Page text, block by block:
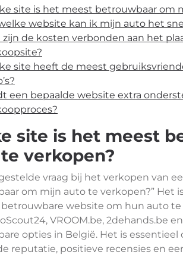
site is het meest betrouwbaar om
website kan ik mijn auto het
zijn de kosten verbonden aan het
site heeft de meest
een bepaalde website extra
site is het meest
verkopen?
vraag bij het verkopen van
om mijn auto te verkopen?” Het
betrouwbare website om hun auto
VROOM.be, 2dehands.be
opties in België. Het is
reputatie, positieve recensies en